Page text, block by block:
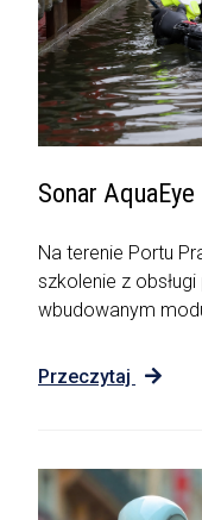
Sonar
Na terenie Portu
szkolenie z
wbudowanym
Przeczytaj